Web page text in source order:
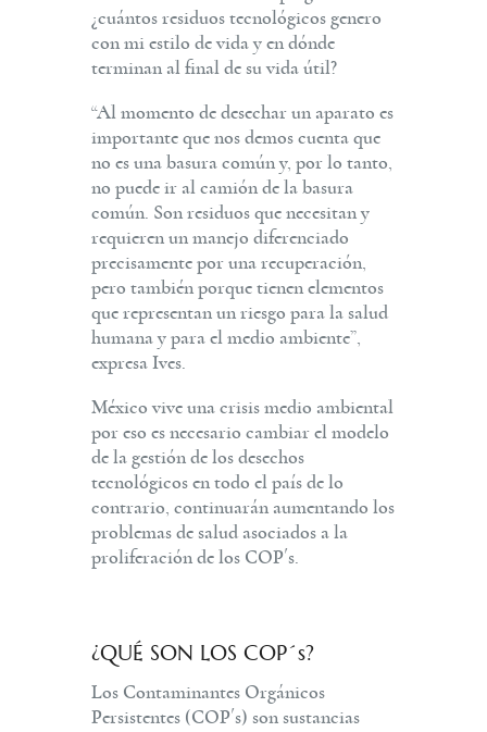
¿cuántos residuos tecnológicos genero
con mi estilo de vida y en dónde
terminan al final de su vida útil?
“Al momento de desechar un aparato es
importante que nos demos cuenta que
no es una basura común y, por lo tanto,
no puede ir al camión de la basura
común. Son residuos que necesitan y
requieren un manejo diferenciado
precisamente por una recuperación,
pero también porque tienen elementos
que representan un riesgo para la salud
humana y para el medio ambiente”,
expresa Ives.
México vive una crisis medio ambiental
por eso es necesario cambiar el modelo
de la gestión de los desechos
tecnológicos en todo el país de lo
contrario, continuarán aumentando los
problemas de salud asociados a la
proliferación de los COP´s.
¿QUÉ SON LOS COP´s?
Los Contaminantes Orgánicos
Persistentes (COP´s) son sustancias